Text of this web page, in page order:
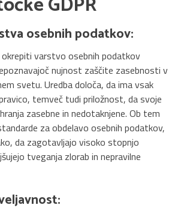
osebnih podatkov:
okrepiti varstvo osebnih podatkov
nujnost zaščite zasebnosti v
svetu. Uredba določa, da ima vsak
temveč tudi priložnost, da svoje
zasebne in nedotaknjene. Ob tem
za obdelavo osebnih podatkov,
da zagotavljajo visoko stopnjo
tveganja zlorab in nepravilne